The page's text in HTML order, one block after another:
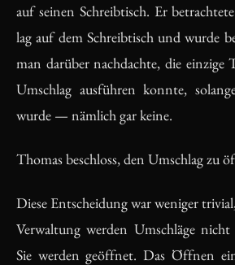
auf seinen Schreibtisch. Er
lag auf dem Schreibtisch und wurde
man darüber nachdachte, die einzige
Umschlag ausführen konnte,
wurde — nämlich gar keine.
Thomas beschloss, den Umschlag zu
Diese Entscheidung war weniger
Verwaltung werden Umschläge nicht
Sie werden geöffnet. Das Öffnen